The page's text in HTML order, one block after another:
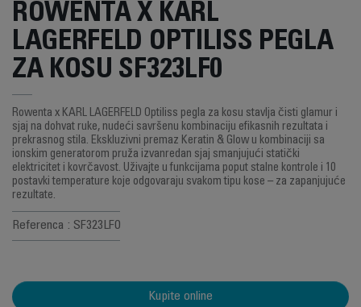
ROWENTA X KARL
LAGERFELD OPTILISS PEGLA
ZA KOSU SF323LF0
Rowenta x KARL LAGERFELD Optiliss pegla za kosu stavlja čisti glamur i
sjaj na dohvat ruke, nudeći savršenu kombinaciju efikasnih rezultata i
prekrasnog stila. Ekskluzivni premaz Keratin & Glow u kombinaciji sa
ionskim generatorom pruža izvanredan sjaj smanjujući statički
elektricitet i kovrčavost. Uživajte u funkcijama poput stalne kontrole i 10
postavki temperature koje odgovaraju svakom tipu kose – za zapanjujuće
rezultate.
Referenca : SF323LF0
Kupite online